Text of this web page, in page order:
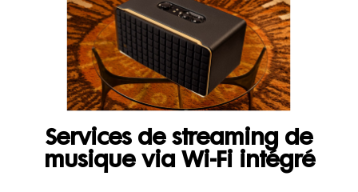
Services de streaming de
musique via Wi-Fi intégré